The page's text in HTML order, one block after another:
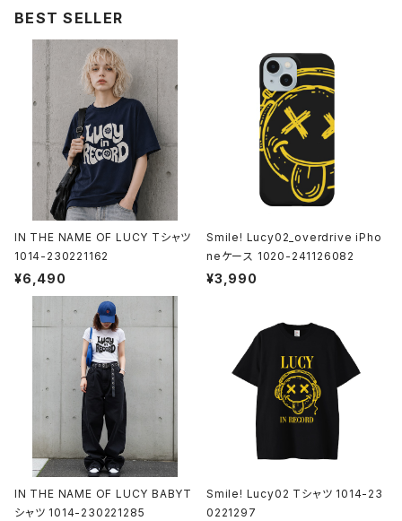
BEST SELLER
IN THE NAME OF LUCY Tシャツ
1014-230221162
¥6,490
Smile! Lucy02_overdrive iPho
neケース 1020-241126082
¥3,990
IN THE NAME OF LUCY BABYT
シャツ 1014-230221285
Smile! Lucy02 Tシャツ 1014-23
0221297